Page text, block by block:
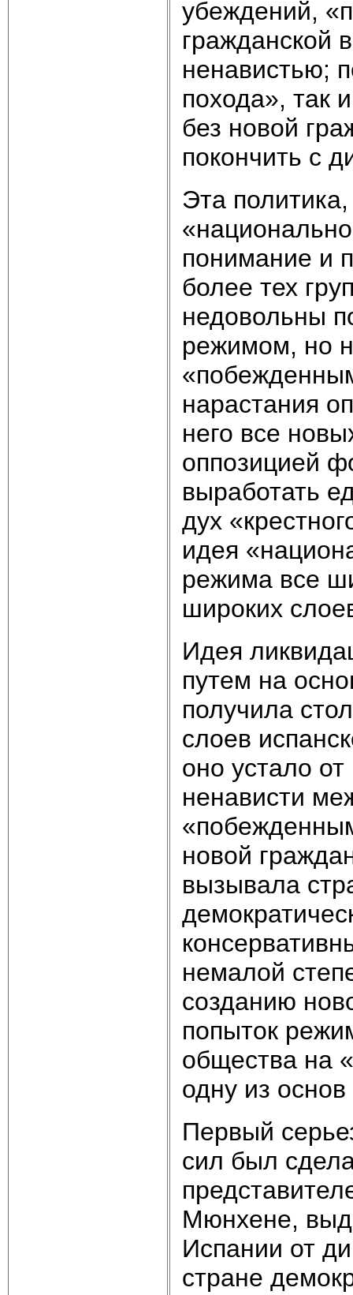
убеждений,
гражданской
ненавистью;
похода», так
без новой
покончить с
Эта
понимание и
более тех
недовольны
режимом, но
нарастания
него все
оппозицией
выработать
дух
идея
режима все
широких
Идея
путем на
получила
слоев
оно устало
ненависти
новой
вызывала
немалой
созданию
попыток
общества на
одну из
Первый
сил был
Мюнхене,
Испании от
стране